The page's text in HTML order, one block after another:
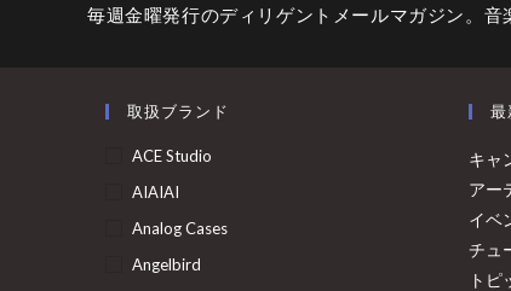
毎週金曜発行のディリゲントメールマガジン。
取扱ブランド
ACE Studio
AIAIAI
Analog Cases
Angelbird
最
キャ
アー
イベ
チュ
トピ